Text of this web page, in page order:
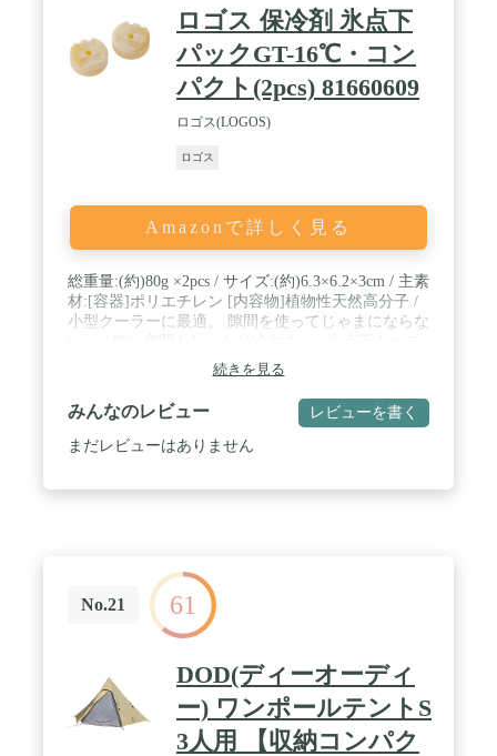
ロゴス 保冷剤 氷点下
パックGT-16℃・コン
パクト(2pcs) 81660609
ロゴス(LOGOS)
ロゴス
Amazonで詳しく見る
総重量:(約)80g ×2pcs / サイズ:(約)6.3×6.2×3cm / 主素
材:[容器]ポリエチレン [内容物]植物性天然高分子 /
小型クーラーに最適。 隙間を使ってじゃまにならな
シリンダー(別売)対応サイズ。冷凍保管できます。 /
<使用目安>クーラー1Lあたり1個の目安でご使用く
ださい。 / ※素材の特性により粘度には個体差があ
りますが性能に問題はありません。
続きを見る
みんなのレビュー レビューを書く
まだレビューはありません
No.21 61
DOD(ディーオーディ
ー) ワンポールテントS
3人用 【収納コンパク